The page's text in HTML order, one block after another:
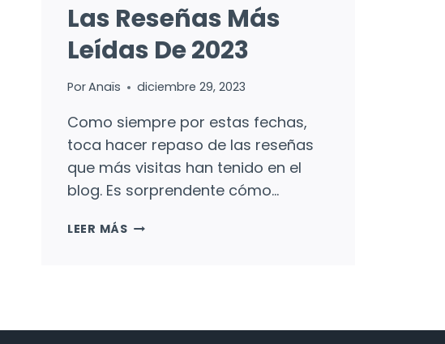
Las Reseñas Más
Leídas De 2023
PorAnaïs diciembre 29, 2023
Como siempre por estas fechas,
toca hacer repaso de las reseñas
que más visitas han tenido en el
blog. Es sorprendente cómo…
LEER MÁSLAS